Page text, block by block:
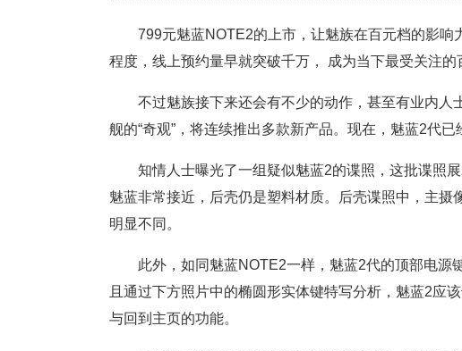
799元魅蓝NOTE2的上市，让魅族在百元档的影响
程度，线上预约量早就突破千万， 成为当下最受关注的
不过魅族接下来还会有不少的动作，甚至有业内人
舰的“奇观”，将连续推出多款新产品。现在，魅蓝2代已
知情人士曝光了一组疑似魅蓝2的谍照，这批谍照
魅蓝非常接近，后壳仍是塑料材质。后壳谍照中，主
明显不同。
此外，如同魅蓝NOTE2一样，魅蓝2代的顶部电源
且通过下方照片中的椭圆形实体键特写分析，魅蓝2应
与回到主页的功能。